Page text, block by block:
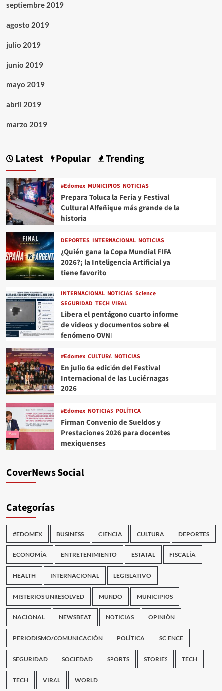
septiembre 2019
agosto 2019
julio 2019
junio 2019
mayo 2019
abril 2019
marzo 2019
Latest Popular Trending
#Edomex MUNICIPIOS NOTICIAS
Prepara Toluca la Feria y Festival
Cultural Alfeñique más grande de la
historia
DEPORTES INTERNACIONAL NOTICIAS
¿Quién gana la Copa Mundial FIFA
2026?; la Inteligencia Artificial ya
tiene favorito
INTERNACIONAL NOTICIAS Science
SEGURIDAD TECH VIRAL
Libera el pentágono cuarto informe
de videos y documentos sobre el
fenómeno OVNI
#Edomex CULTURA NOTICIAS
En julio 6a edición del Festival
Internacional de las Luciérnagas
2026
#Edomex NOTICIAS POLÍTICA
Firman Convenio de Sueldos y
Prestaciones 2026 para docentes
mexiquenses
CoverNews Social
Categorías
#EDOMEX BUSINESS CIENCIA CULTURA DEPORTES
ECONOMÍA ENTRETENIMIENTO ESTATAL FISCALÍA
HEALTH INTERNACIONAL LEGISLATIVO
MISTERIOS UNRESOLVED MUNDO MUNICIPIOS
NACIONAL NEWSBEAT NOTICIAS OPINIÓN
PERIODISMO/COMUNICACIÓN POLÍTICA SCIENCE
SEGURIDAD SOCIEDAD SPORTS STORIES TECH
TECH VIRAL WORLD